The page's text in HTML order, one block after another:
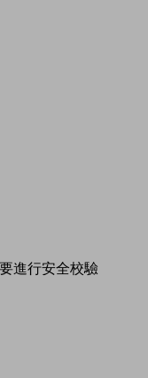
進行安全校驗